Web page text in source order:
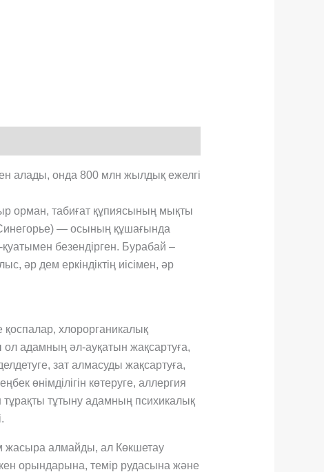
алады, онда 800 млн жылдық ежелгі
орман, табиғат құпиясының мықты
— осының құшағында
безендірген. Бурабай –
әр дем еркіндіктің иісімен, әр
хлорорганикалық
адамның әл-ауқатын жақсартуға,
зат алмасуды жақсартуға,
өнімділігін көтеруге, аллергия
тұрақты тұтыну адамның психикалық
жасыра алмайды, ал Көкшетау
орындарына, темір рудасына және